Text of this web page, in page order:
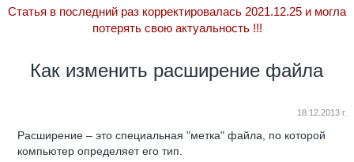
Статья в последний раз корректировалась 2021.12.25 и могла
потерять свою актуальность!!!
Как изменить расширение файла
18.12.2013 г.
Расширение – это специальная "метка" файла, по которой
компьютер определяет его тип.